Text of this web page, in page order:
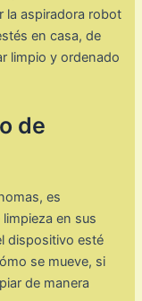
la aspiradora robot
en casa, de
limpio y ordenado
de
es
en sus
dispositivo esté
se mueve, si
de manera